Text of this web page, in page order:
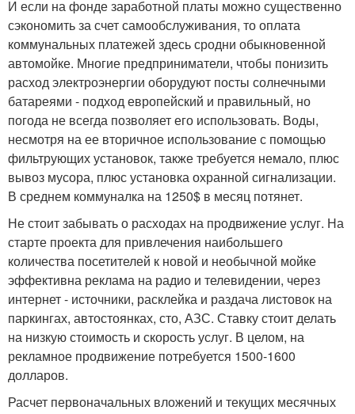
И если на фонде заработной платы можно существенно
сэкономить за счет самообслуживания, то оплата
коммунальных платежей здесь сродни обыкновенной
автомойке. Многие предприниматели, чтобы понизить
расход электроэнергии оборудуют посты солнечными
батареями - подход европейский и правильный, но
погода не всегда позволяет его использовать. Воды,
несмотря на ее вторичное использование с помощью
фильтрующих установок, также требуется немало, плюс
вывоз мусора, плюс установка охранной сигнализации.
В среднем коммуналка на 1250$ в месяц потянет.
Не стоит забывать о расходах на продвижение услуг. На
старте проекта для привлечения наибольшего
количества посетителей к новой и необычной мойке
эффективна реклама на радио и телевидении, через
интернет - источники, расклейка и раздача листовок на
паркингах, автостоянках, сто, АЗС. Ставку стоит делать
на низкую стоимость и скорость услуг. В целом, на
рекламное продвижение потребуется 1500-1600
долларов.
Расчет первоначальных вложений и текущих месячных